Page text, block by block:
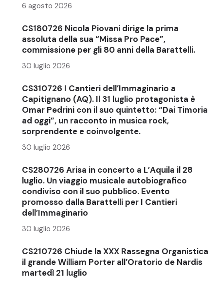
6 agosto 2026
CS180726 Nicola Piovani dirige la prima
assoluta della sua “Missa Pro Pace”,
commissione per gli 80 anni della Barattelli.
30 luglio 2026
CS310726 I Cantieri dell’Immaginario a
Capitignano (AQ). Il 31 luglio protagonista è
Omar Pedrini con il suo quintetto: “Dai Timoria
ad oggi”, un racconto in musica rock,
sorprendente e coinvolgente.
30 luglio 2026
CS280726 Arisa in concerto a L’Aquila il 28
luglio. Un viaggio musicale autobiografico
condiviso con il suo pubblico. Evento
promosso dalla Barattelli per I Cantieri
dell’Immaginario
30 luglio 2026
CS210726 Chiude la XXX Rassegna Organistica
il grande William Porter all’Oratorio de Nardis
martedì 21 luglio